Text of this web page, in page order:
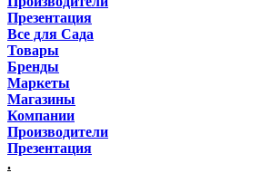
Презентация
Все для Сада
Товары
Бренды
Маркеты
Магазины
Компании
Производители
Презентация
.